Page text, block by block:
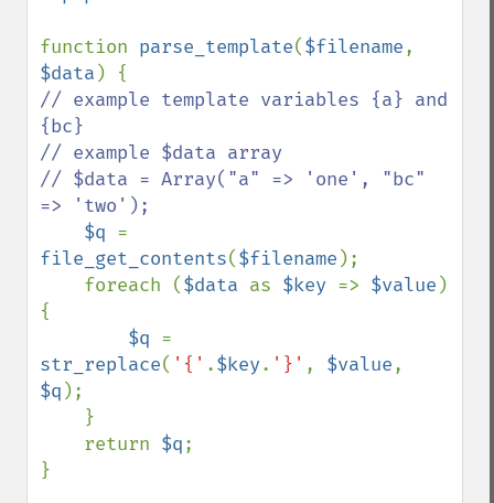
function parse_template($filename
$data
// example template variables {a} and
{bc}
// example $data array
// $data = Array("a" => 'one', "bc"
=> 'two');
$q
file_get_contents($filename );
    foreach (
$data as $key => $value )
{
$q
str_replace( '{' .$key. '}' , $value
$q );
    return
$q;
}